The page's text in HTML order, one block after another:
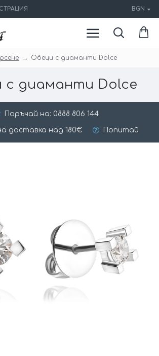
BGN
Oбеци с диаманти Dolce
с диаманти Dolce
Поръчай на: 0888 806 144
доставка над 180€ Попитай